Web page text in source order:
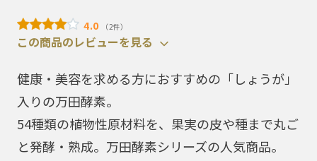
4.0 （2件）
この商品のレビューを見る
健康・美容を求める方におすすめの「しょうが」
入りの万田酵素。
54種類の植物性原材料を、果実の皮や種まで丸ご
と発酵・熟成。万田酵素シリーズの人気商品。